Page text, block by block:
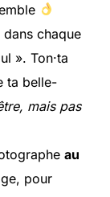
dans chaque
». Ton·ta
ta belle-
mais pas
au
pour